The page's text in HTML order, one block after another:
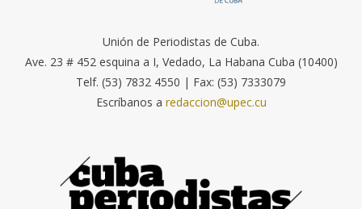
Unión de Periodistas de Cuba.
Ave. 23 # 452 esquina a I, Vedado, La Habana Cuba (10400)
Telf. (53) 7832 4550 | Fax: (53) 7333079
Escríbanos a redaccion@upec.cu